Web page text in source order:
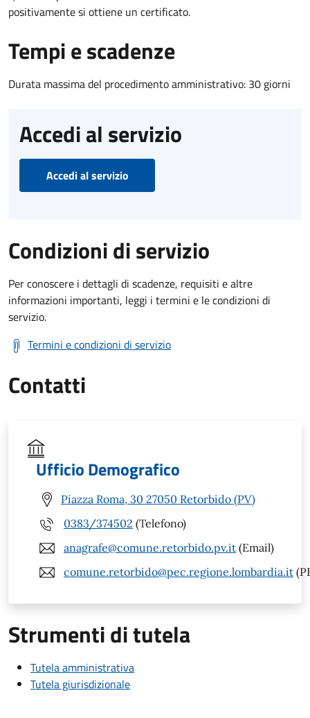
positivamente si ottiene un certificato.
Tempi e scadenze
Durata massima del procedimento amministrativo: 30 giorni
Accedi al servizio
Accedi al servizio
Condizioni di servizio
Per conoscere i dettagli di scadenze, requisiti e altre
informazioni importanti, leggi i termini e le condizioni di
servizio.
Termini e condizioni di servizio
Contatti
Ufficio Demografico
Piazza Roma, 30 27050 Retorbido (PV)
0383/374502 (Telefono)
anagrafe@comune.retorbido.pv.it (Email)
comune.retorbido@pec.regione.lombardia.it
Strumenti di tutela
Tutela amministrativa
Tutela giurisdizionale